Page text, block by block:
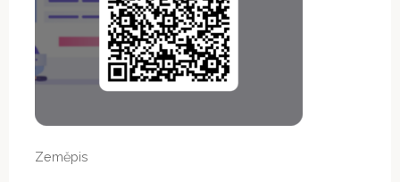
Zeměpis